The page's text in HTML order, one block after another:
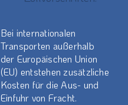
Bei internationalen
Transporten außerhalb
der Europäischen Union
(EU) entstehen zusätzliche
Kosten für die Aus- und
Einfuhr von Fracht.